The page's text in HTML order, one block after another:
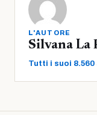
L'AUTORE
Silvana La
Tutti i suoi